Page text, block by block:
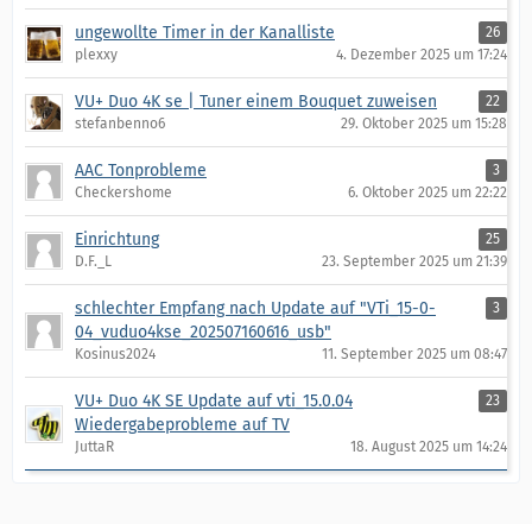
ungewollte Timer in der Kanalliste
26
plexxy
4. Dezember 2025 um 17:24
VU+ Duo 4K se | Tuner einem Bouquet zuweisen
22
stefanbenno6
29. Oktober 2025 um 15:28
AAC Tonprobleme
3
Checkershome
6. Oktober 2025 um 22:22
Einrichtung
25
D.F._L
23. September 2025 um 21:39
schlechter Empfang nach Update auf "VTi_15-0-
04_vuduo4kse_202507160616_usb"
3
Kosinus2024 11. September 2025 um 08:47
VU+ Duo 4K SE Update auf vti_15.0.04
Wiedergabeprobleme auf TV
23
JuttaR 18. August 2025 um 14:24